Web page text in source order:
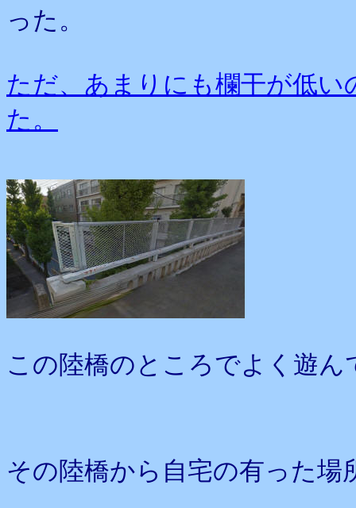
った。
ただ、あまりにも欄干が低
た。
この陸橋のところでよく遊
その陸橋から自宅の有った場